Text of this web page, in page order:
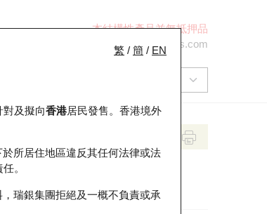
本結構性產品並無抵押品
ol-hkwarrants@ubs.com
繁 / 簡 / EN
對及擬向香港居民發售。香港境外
所居住地區違反其任何法律或法
。
瑞銀集團拒絕及一概不負責或承